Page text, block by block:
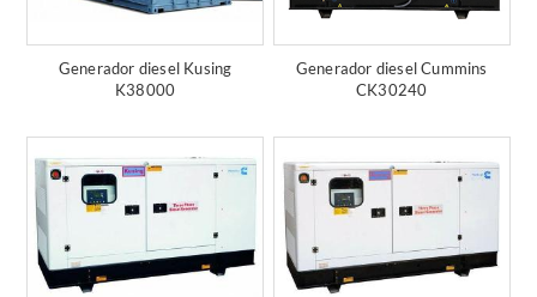
Generador diesel Kusing
K38000
Generador diesel Cummins
CK30240